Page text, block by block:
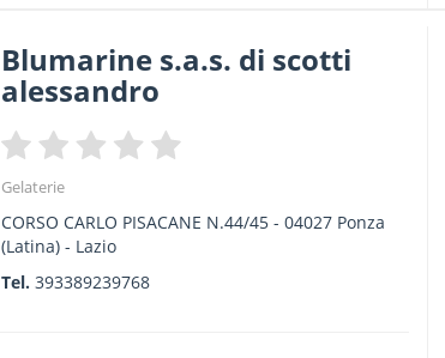
Blumarine s.a.s. di scotti
alessandro
Gelaterie
CORSO CARLO PISACANE N.44/45 -04027 Ponza
(Latina) - Lazio
Tel.393389239768